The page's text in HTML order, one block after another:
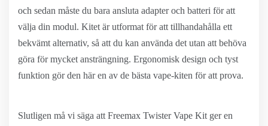
och sedan måste du bara ansluta adapter och batteri för att
välja din modul. Kitet är utformat för att tillhandahålla ett
bekvämt alternativ, så att du kan använda det utan att behöva
göra för mycket ansträngning. Ergonomisk design och tyst
funktion gör den här en av de bästa vape-kiten för att prova.
Slutligen må vi säga att Freemax Twister Vape Kit ger en